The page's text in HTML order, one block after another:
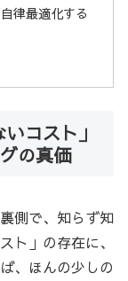
律最適化する
コスト」
の真価
側で、知らず知
ト」の存在に、
、ほんの少しの